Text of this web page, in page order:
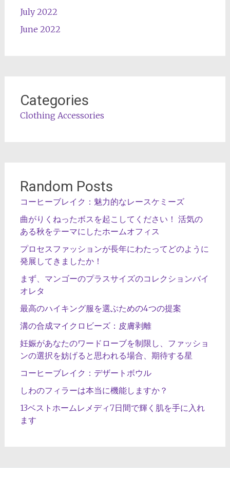
July 2022
June 2022
Categories
Clothing Accessories
Random Posts
コーヒーブレイク：魅力的なレースケミーズ
曲がりくねったボスを起こしてください！ 活気の
ある秋をテーマにしたホームオフィス
プロセスファッションが長年にわたってどのように
発展してきましたか！
まず、マンゴーのプラスサイズのコレクションバイ
オレタ
最高のハイキング服を選ぶための4つの提案
溝の合成マイクロビーズ：皮膚剥離
妊娠があなたのワードローブを制限し、ファッショ
ンの選択を妨げると思われる場合、期待する星
コーヒーブレイク：デザートボウル
しわのフィラーは本当に機能しますか？
13ベストホームレメディ7日間で輝く肌を手に入れ
ます